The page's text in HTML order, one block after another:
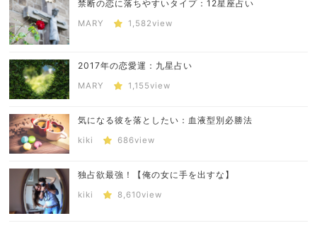
禁断の恋に落ちやすいタイプ：12星座占い
MARY 1,582view
2017年の恋愛運：九星占い
MARY 1,155view
気になる彼を落としたい：血液型別必勝法
kiki 686view
独占欲最強！【俺の女に手を出すな】
kiki 8,610view